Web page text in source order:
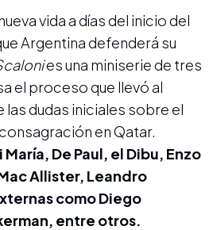
vida a días del inicio del
Argentina defenderá su
es una miniserie de tres
el proceso que llevó al
dudas iniciales sobre el
en Qatar.
De Paul, el Dibu, Enzo
Allister, Leandro
como Diego
entre otros.